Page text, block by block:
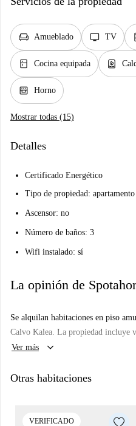
chair Amueblado tv TV
kitchen Cocina equipada water_heater
oven_gen Horno
Mostrar todas (15)
Detalles
Certificado Energético
Tipo de propiedad: apartamento
Ascensor: no
Número de baños: 3
Wifi instalado: sí
La opinión de
Se alquilan habitaciones en piso
Calvo Kalea. La propiedad incluye
Ver más
keyboard_arrow_down
Otras habitaciones
VERIFICADO